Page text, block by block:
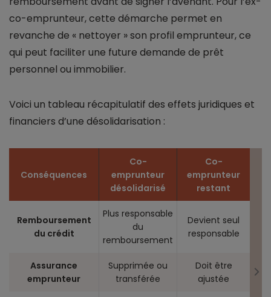
co-emprunteur, cette démarche permet en
revanche de « nettoyer » son profil emprunteur, ce
qui peut faciliter une future demande de prêt
personnel ou immobilier.
Voici un tableau récapitulatif des effets juridiques et
financiers d’une désolidarisation :
Conséquences
Co-
emprunteur
désolidarisé
Co-
emprunteur
restant
Remboursement
du crédit
Plus responsable
du
remboursement
Devient seul
responsable
Assurance
emprunteur
Supprimée ou
transférée
Doit être
ajustée